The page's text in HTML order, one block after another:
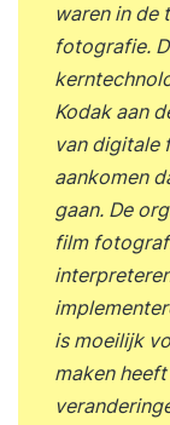
waren in de
fotografie.
Kodak aan
van digitale
aankomen
gaan. De
film
is moeilijk
maken